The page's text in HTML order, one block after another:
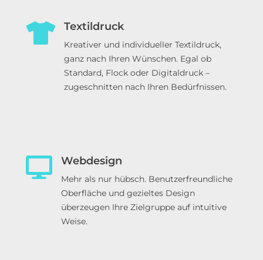
Textildruck
Kreativer und individueller Textildruck,
ganz nach Ihren Wünschen. Egal ob
Standard, Flock oder Digitaldruck –
zugeschnitten nach Ihren Bedürfnissen.
Webdesign
Mehr als nur hübsch. Benutzerfreundliche
Oberfläche und gezieltes Design
überzeugen Ihre Zielgruppe auf intuitive
Weise.